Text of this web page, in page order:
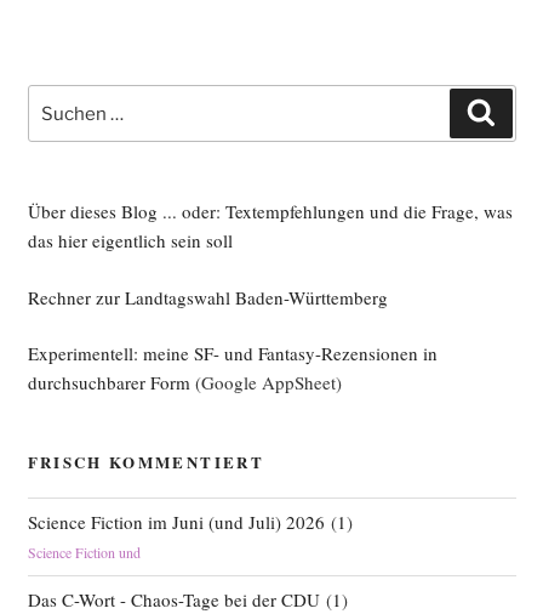
nach:
Über dieses Blog ... oder: Textempfehlungen und die Frage, was
das hier eigentlich sein soll
Rechner zur Landtagswahl Baden-Württemberg
Experimentell: meine SF- und Fantasy-Rezensionen in
durchsuchbarer Form(Google AppSheet)
FRISCH KOMMENTIERT
Science Fiction im Juni (und Juli) 2026 (1)
Science Fiction und
Das C-Wort - Chaos-Tage bei der CDU(1)